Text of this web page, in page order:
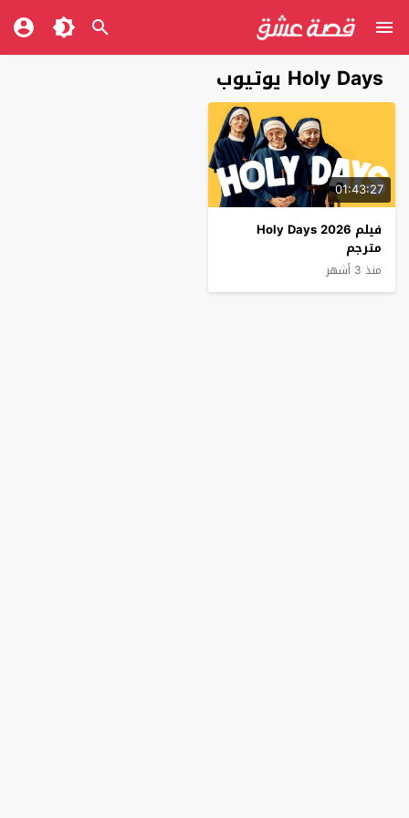
Holy Days يوتيوب
01:43:27
فيلم Holy Days 2026
مترجم
منذ 3 أشهر